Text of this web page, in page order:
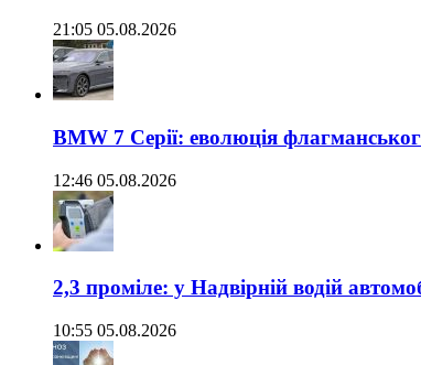
21:05 05.08.2026
BMW 7 Серії: еволюція
12:46 05.08.2026
2,3 проміле: у Надвірній водій
10:55 05.08.2026